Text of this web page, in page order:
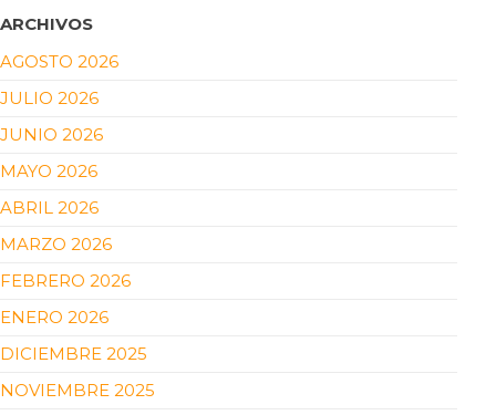
ARCHIVOS
AGOSTO 2026
JULIO 2026
JUNIO 2026
MAYO 2026
ABRIL 2026
MARZO 2026
FEBRERO 2026
ENERO 2026
DICIEMBRE 2025
NOVIEMBRE 2025